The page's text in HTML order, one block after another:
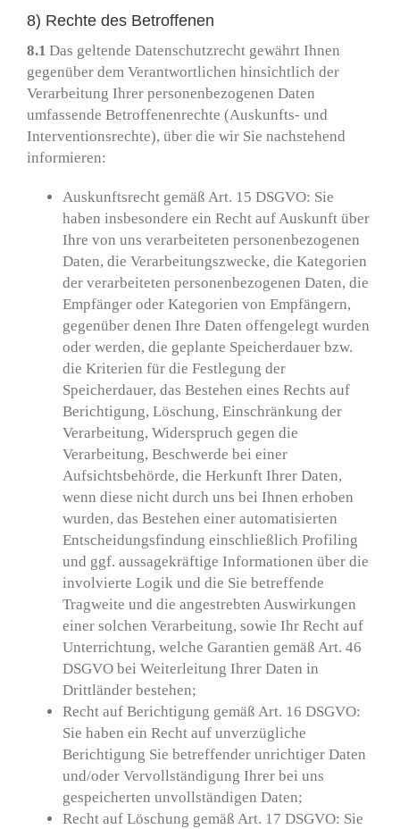
8) Rechte des Betroffenen
8.1 Das geltende Datenschutzrecht gewährt Ihnen
gegenüber dem Verantwortlichen hinsichtlich der
Verarbeitung Ihrer personenbezogenen Daten
umfassende Betroffenenrechte (Auskunfts- und
Interventionsrechte), über die wir Sie nachstehend
informieren:
Auskunftsrecht gemäß Art. 15 DSGVO: Sie
haben insbesondere ein Recht auf Auskunft über
Ihre von uns verarbeiteten personenbezogenen
Daten, die Verarbeitungszwecke, die Kategorien
der verarbeiteten personenbezogenen Daten, die
Empfänger oder Kategorien von Empfängern,
gegenüber denen Ihre Daten offengelegt wurden
oder werden, die geplante Speicherdauer bzw.
die Kriterien für die Festlegung der
Speicherdauer, das Bestehen eines Rechts auf
Berichtigung, Löschung, Einschränkung der
Verarbeitung, Widerspruch gegen die
Verarbeitung, Beschwerde bei einer
Aufsichtsbehörde, die Herkunft Ihrer Daten,
wenn diese nicht durch uns bei Ihnen erhoben
wurden, das Bestehen einer automatisierten
Entscheidungsfindung einschließlich Profiling
und ggf. aussagekräftige Informationen über die
involvierte Logik und die Sie betreffende
Tragweite und die angestrebten Auswirkungen
einer solchen Verarbeitung, sowie Ihr Recht auf
Unterrichtung, welche Garantien gemäß Art. 46
DSGVO bei Weiterleitung Ihrer Daten in
Drittländer bestehen;
Recht auf Berichtigung gemäß Art. 16 DSGVO:
Sie haben ein Recht auf unverzügliche
Berichtigung Sie betreffender unrichtiger Daten
und/oder Vervollständigung Ihrer bei uns
gespeicherten unvollständigen Daten;
Recht auf Löschung gemäß Art. 17 DSGVO: Sie